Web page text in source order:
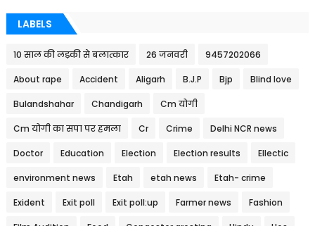
LABELS
10 साल की लड़की से बलात्कार 26 जनवरी 9457202066
About rape Accident Aligarh B.J.P Bjp Blind love
Bulandshahar Chandigarh Cm योगी
Cm योगी का सपा पर हमला Cr Crime Delhi NCR news
Doctor Education Election Election results Ellectic
environment news Etah etah news Etah- crime
Exident Exit poll Exit poll:up Farmer news Fashion